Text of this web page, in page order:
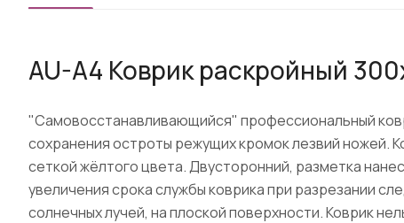
AU-A4 Коврик раскройный
"Самовосстанавливающийся" профессиональный
сохранения остроты режущих кромок лезвий ножей.
сеткой жёлтого цвета. Двусторонний, разметка
увеличения срока службы коврика при разрезании
солнечных лучей, на плоской поверхности. Коврик